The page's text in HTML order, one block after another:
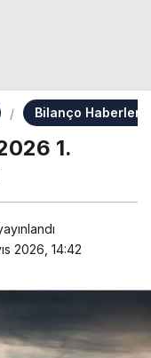
Bilanço Haberleri
1.
2026, 14:42